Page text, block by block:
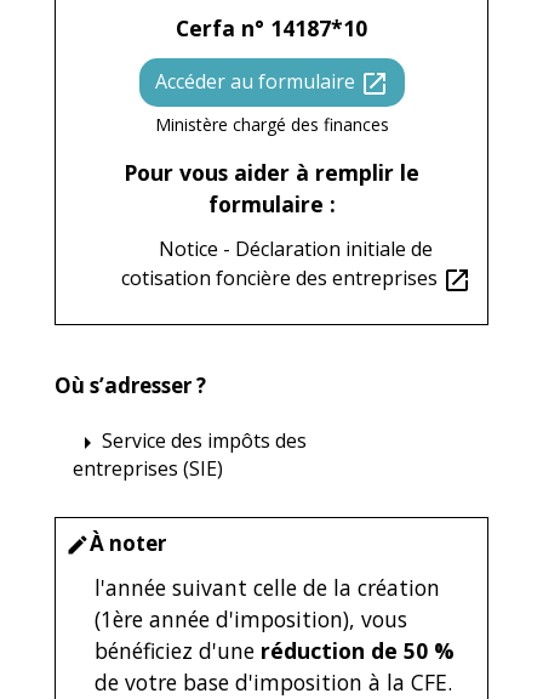
Cerfa n° 14187*10
Accéder au formulaire open_in_new
Ministère chargé des finances
Pour vous aider à remplir le
formulaire :
Notice - Déclaration initiale de
cotisation foncière des entreprises open_in_new
Où s’adresser ?
arrow_right Service des impôts des
entreprises (SIE)
editÀ noter
l'année suivant celle de la création
(1ère année d'imposition), vous
bénéficiez d'une réduction de 50 %
de votre base d'imposition à la CFE.